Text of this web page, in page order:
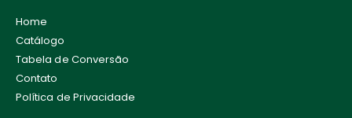
Home
Catálogo
Tabela de Conversão
Contato
Política de Privacidade